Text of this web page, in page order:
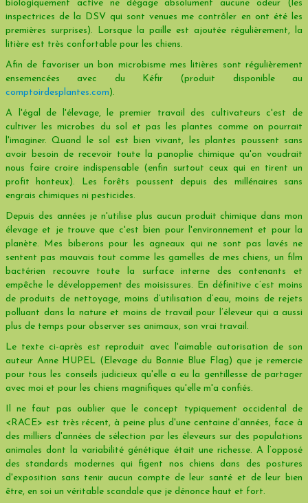
biologiquement active ne dégage absolument aucune odeur (les
inspectrices de la DSV qui sont venues me contrôler en ont été les
premières surprises). Lorsque la paille est ajoutée régulièrement, la
litière est très confortable pour les chiens.
Afin de favoriser un bon microbisme mes litières sont régulièrement
ensemencées avec du Kéfir (produit disponible au
comptoirdesplantes.com).
A l'égal de l'élevage, le premier travail des cultivateurs c'est de
cultiver les microbes du sol et pas les plantes comme on pourrait
l'imaginer. Quand le sol est bien vivant, les plantes poussent sans
avoir besoin de recevoir toute la panoplie chimique qu'on voudrait
nous faire croire indispensable (enfin surtout ceux qui en tirent un
profit honteux). Les forêts poussent depuis des millénaires sans
engrais chimiques ni pesticides.
Depuis des années je n'utilise plus aucun produit chimique dans mon
élevage et je trouve que c'est bien pour l'environnement et pour la
planète. Mes biberons pour les agneaux qui ne sont pas lavés ne
sentent pas mauvais tout comme les gamelles de mes chiens, un film
bactérien recouvre toute la surface interne des contenants et
empêche le développement des moisissures. En définitive c’est moins
de produits de nettoyage, moins d’utilisation d’eau, moins de rejets
polluant dans la nature et moins de travail pour l’éleveur qui a aussi
plus de temps pour observer ses animaux, son vrai travail.
Le texte ci-après est reproduit avec l'aimable autorisation de son
auteur Anne HUPEL (Elevage du Bonnie Blue Flag) que je remercie
pour tous les conseils judicieux qu'elle a eu la gentillesse de partager
avec moi et pour les chiens magnifiques qu'elle m'a confiés.
Il ne faut pas oublier que le concept typiquement occidental de
<RACE> est très récent, à peine plus d'une centaine d'années, face à
des milliers d'années de sélection par les éleveurs sur des populations
animales dont la variabilité génétique était une richesse. A l’opposé
des standards modernes qui figent nos chiens dans des postures
d'exposition sans tenir aucun compte de leur santé et de leur bien
être, en soi un véritable scandale que je dénonce haut et fort.